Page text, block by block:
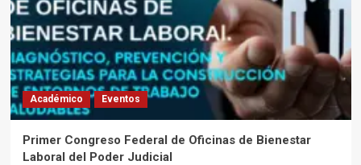
Académico Eventos
Primer Congreso Federal de Oficinas de Bienestar
Laboral del Poder Judicial